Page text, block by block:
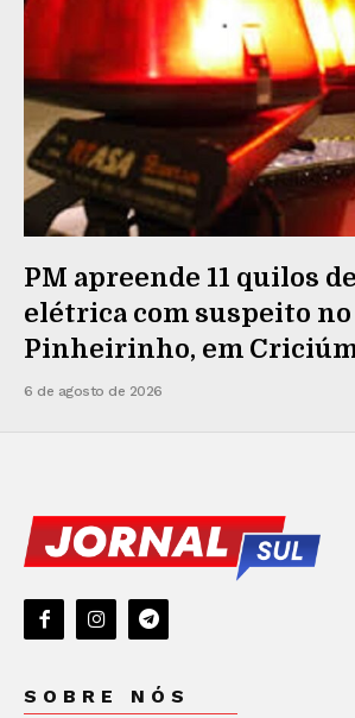
PM apreende 11 quilos
elétrica com suspeito
Pinheirinho, em
6 de agosto de 2026
SOBRE NÓS